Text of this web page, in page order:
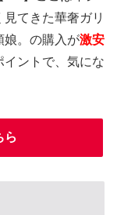
てきた華奢ガリ
娘。の購入が激安
ントで、気にな
ら